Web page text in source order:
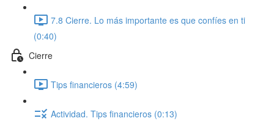
7.8 Cierre. Lo más importante es que confíes en ti
(0:40)
Cierre
Tips financieros (4:59)
Actividad. Tips financieros (0:13)